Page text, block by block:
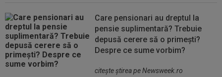
Care pensionari au dreptul la
pensie suplimentară? Trebuie
depusă cerere să o primești?
Despre ce sume vorbim?
citeşte ştirea pe Newsweek.ro